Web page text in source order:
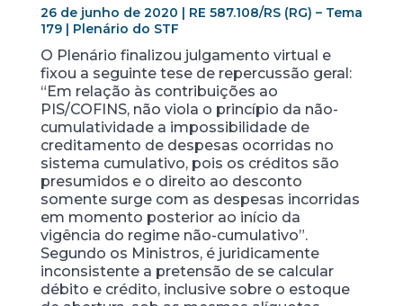
26 de junho de 2020 | RE 587.108/RS (RG) – Tema
179 | Plenário do STF
O Plenário finalizou julgamento virtual e
fixou a seguinte tese de repercussão geral:
“Em relação às contribuições ao
PIS/COFINS, não viola o princípio da não-
cumulatividade a impossibilidade de
creditamento de despesas ocorridas no
sistema cumulativo, pois os créditos são
presumidos e o direito ao desconto
somente surge com as despesas incorridas
em momento posterior ao início da
vigência do regime não-cumulativo”.
Segundo os Ministros, é juridicamente
inconsistente a pretensão de se calcular
débito e crédito, inclusive sobre o estoque